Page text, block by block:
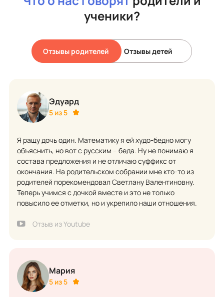
ученики?
Отзывы родителей Отзывы детей
Эдуард
5 из 5
Я ращу дочь один. Математику я ей худо-бедно могу
объяснить, но вот с русским – беда. Ну не понимаю я
состава предложения и не отличаю суффикс от
окончания. На родительском собрании мне кто-то из
родителей порекомендовал Светлану Валентиновну.
Теперь учимся с дочкой вместе и это не только
повысило ее отметки, но и укрепило наши отношения.
Отзыв из Youtube
Мария
5 из 5